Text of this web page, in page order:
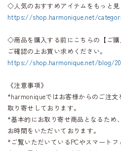
◇人気のおすすめアイテムをもっと見
https://shop.harmonique.net/
◇商品を購入する前にこちらの【ご
ご確認の上お買い求めください。
https://shop.harmonique.net/blog/
《注意事項》
*harmoniqueではお客様からのご注文
取り寄せしております。
*基本的にお取り寄せ商品となるため
お時間をいただいております。
*ご覧いただいているPCやスマート